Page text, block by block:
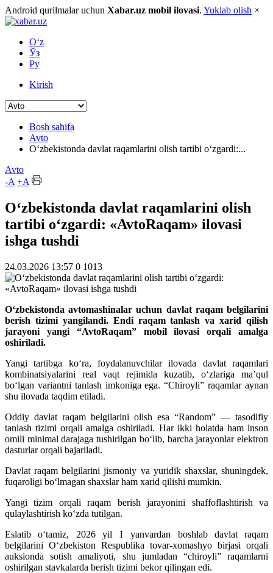
Android qurilmalar uchun Xabar.uz mobil ilovasi. Yuklab olish ×
O‘z
Ўз
Ру
Kirish
Bosh sahifa
Avto
O‘zbekistonda davlat raqamlarini olish tartibi o‘zgardi:...
Avto
-A +A
O‘zbekistonda davlat raqamlarini olish
tartibi o‘zgardi: «AvtoRaqam» ilovasi
ishga tushdi
24.03.2026 13:57 0 1013
O‘zbekistonda avtomashinalar uchun davlat raqam belgilarini
berish tizimi yangilandi. Endi raqam tanlash va xarid qilish
jarayoni yangi “AvtoRaqam” mobil ilovasi orqali amalga
oshiriladi.
Yangi tartibga ko‘ra, foydalanuvchilar ilovada davlat raqamlari
kombinatsiyalarini real vaqt rejimida kuzatib, o‘zlariga ma’qul
bo‘lgan variantni tanlash imkoniga ega. “Chiroyli” raqamlar aynan
shu ilovada taqdim etiladi.
Oddiy davlat raqam belgilarini olish esa “Random” — tasodifiy
tanlash tizimi orqali amalga oshiriladi. Har ikki holatda ham inson
omili minimal darajaga tushirilgan bo‘lib, barcha jarayonlar elektron
dasturlar orqali bajariladi.
Davlat raqam belgilarini jismoniy va yuridik shaxslar, shuningdek,
fuqaroligi bo‘lmagan shaxslar ham xarid qilishi mumkin.
Yangi tizim orqali raqam berish jarayonini shaffoflashtirish va
qulaylashtirish ko‘zda tutilgan.
Eslatib o‘tamiz, 2026 yil 1 yanvardan boshlab davlat raqam
belgilarini O‘zbekiston Respublika tovar-xomashyo birjasi orqali
auksionda sotish amaliyoti, shu jumladan “chiroyli” raqamlarni
oshirilgan stavkalarda berish tizimi bekor qilingan edi.